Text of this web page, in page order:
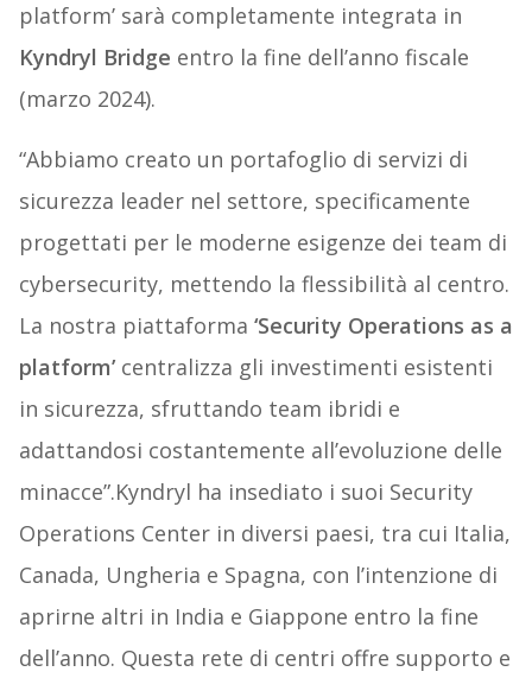
platform’ sarà completamente integrata in
Kyndryl Bridge entro la fine dell’anno fiscale
(marzo 2024).
“Abbiamo creato un portafoglio di servizi di
sicurezza leader nel settore, specificamente
progettati per le moderne esigenze dei team di
cybersecurity, mettendo la flessibilità al centro.
La nostra piattaforma ‘Security Operations as a
platform’centralizza gli investimenti esistenti
in sicurezza, sfruttando team ibridi e
adattandosi costantemente all’evoluzione delle
minacce”.Kyndryl ha insediato i suoi Security
Operations Center in diversi paesi, tra cui Italia,
Canada, Ungheria e Spagna, con l’intenzione di
aprirne altri in India e Giappone entro la fine
dell’anno. Questa rete di centri offre supporto e